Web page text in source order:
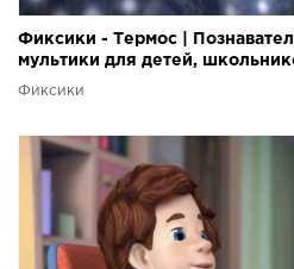
Фиксики - Термос |
мультики для детей,
Фиксики